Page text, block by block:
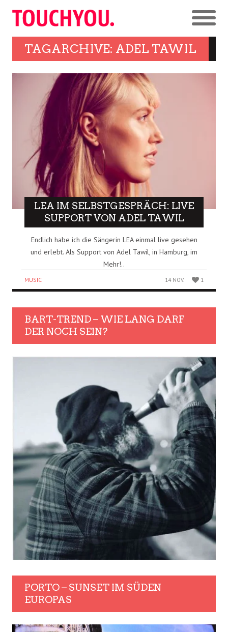
TAGARCHIVE: ADEL TAWIL
LEA IM SELBSTGESPRÄCH: LIVE
SUPPORT VON ADEL TAWIL
Endlich habe ich die Sängerin LEA einmal live gesehen
und erlebt. Als Support von Adel Tawil, in Hamburg, im
Mehr!..
MUSIC 14 NOV. 1
BART-TREND – WIE LANG DARF
DER NOCH SEIN?
PORTO – SUNSET IM SÜDEN
EUROPAS